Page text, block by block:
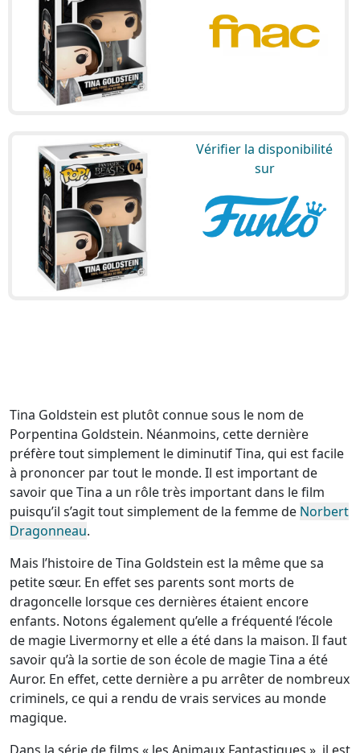
Vérifier la disponibilité
sur
Tina Goldstein est plutôt connue sous le nom de
Porpentina Goldstein. Néanmoins, cette dernière
préfère tout simplement le diminutif Tina, qui est facile
à prononcer par tout le monde. Il est important de
savoir que Tina a un rôle très important dans le film
puisqu’il s’agit tout simplement de la femme de Norbert
Dragonneau.
Mais l’histoire de Tina Goldstein est la même que sa
petite sœur. En effet ses parents sont morts de
dragoncelle lorsque ces dernières étaient encore
enfants. Notons également qu’elle a fréquenté l’école
de magie Livermorny et elle a été dans la maison. Il faut
savoir qu’à la sortie de son école de magie Tina a été
Auror. En effet, cette dernière a pu arrêter de nombreux
criminels, ce qui a rendu de vrais services au monde
magique.